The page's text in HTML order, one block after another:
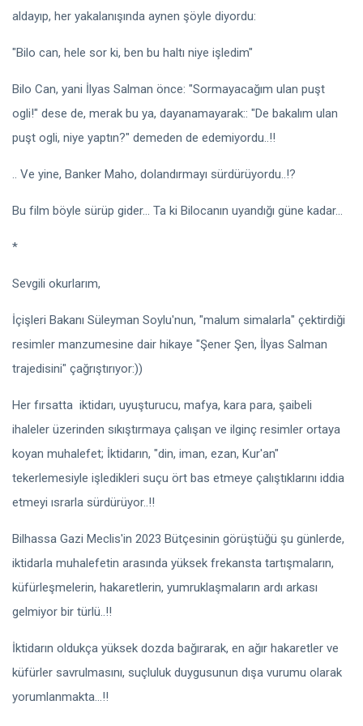
aldayıp, her yakalanışında aynen şöyle diyordu:
"Bilo can, hele sor ki, ben bu haltı niye işledim"
Bilo Can, yani İlyas Salman önce: "Sormayacağım ulan puşt
ogli!" dese de, merak bu ya, dayanamayarak:: "De bakalım ulan
puşt ogli, niye yaptın?" demeden de edemiyordu..!!
.. Ve yine, Banker Maho, dolandırmayı sürdürüyordu..!?
Bu film böyle sürüp gider... Ta ki Bilocanın uyandığı güne kadar...
*
Sevgili okurlarım,
İçişleri Bakanı Süleyman Soylu'nun, "malum simalarla" çektirdiği
resimler manzumesine dair hikaye "Şener Şen, İlyas Salman
trajedisini" çağrıştırıyor:))
Her fırsatta iktidarı, uyuşturucu, mafya, kara para, şaibeli
ihaleler üzerinden sıkıştırmaya çalışan ve ilginç resimler ortaya
koyan muhalefet; İktidarın, "din, iman, ezan, Kur'an"
tekerlemesiyle işledikleri suçu ört bas etmeye çalıştıklarını iddia
etmeyi ısrarla sürdürüyor..!!
Bilhassa Gazi Meclis'in 2023 Bütçesinin görüştüğü şu günlerde,
iktidarla muhalefetin arasında yüksek frekansta tartışmaların,
küfürleşmelerin, hakaretlerin, yumruklaşmaların ardı arkası
gelmiyor bir türlü..!!
İktidarın oldukça yüksek dozda bağırarak, en ağır hakaretler ve
küfürler savrulmasını, suçluluk duygusunun dışa vurumu olarak
yorumlanmakta...!!